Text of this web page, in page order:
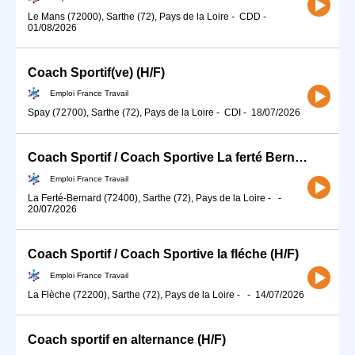
Le Mans (72000), Sarthe (72), Pays de la Loire - CDD -
01/08/2026
Coach Sportif(ve) (H/F)
Emploi France Travail
Spay (72700), Sarthe (72), Pays de la Loire - CDI - 18/07/2026
Coach Sportif / Coach Sportive La ferté Bernard (H/F)
Emploi France Travail
La Ferté-Bernard (72400), Sarthe (72), Pays de la Loire -
-
20/07/2026
Coach Sportif / Coach Sportive la fléche (H/F)
Emploi France Travail
La Flèche (72200), Sarthe (72), Pays de la Loire - - 14/07/2026
Coach sportif en alternance (H/F)